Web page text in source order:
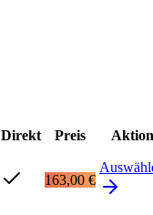
Direkt Preis Aktion
163,00 €